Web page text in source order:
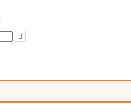
